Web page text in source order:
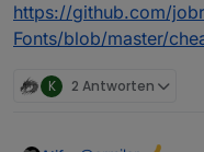
Echt jetzt?
https://github.com/
Fonts/blob/master/
K 2 Antworten